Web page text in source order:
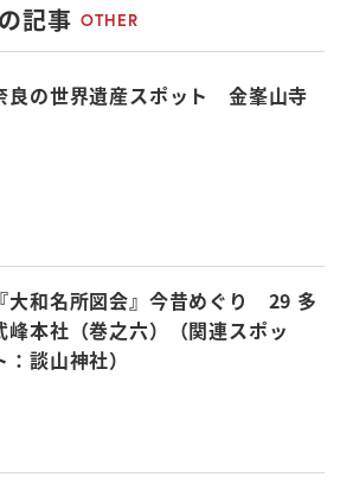
記事 OTHER
良の世界遺産スポット 金峯山寺
『大和名所図会』今昔めぐり 29 多
峰本社（巻之六）（関連スポッ
：談山神社）